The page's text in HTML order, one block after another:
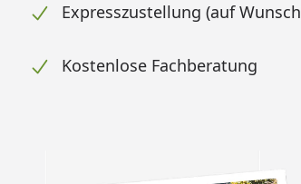
Expresszustellung (auf
Kostenlose Fachberatung